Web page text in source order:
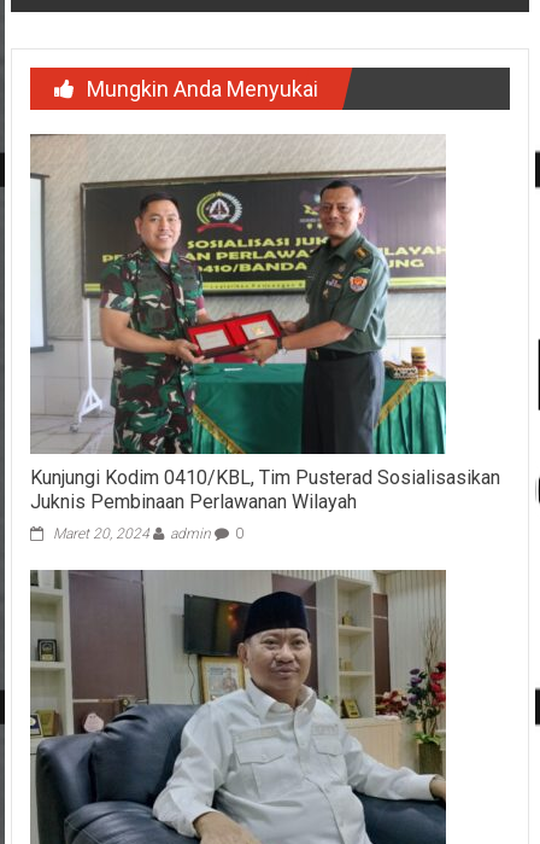
Mungkin Anda Menyukai
Kunjungi Kodim 0410/KBL, Tim Pusterad Sosialisasikan
Juknis Pembinaan Perlawanan Wilayah
Maret 20, 2024 admin 0